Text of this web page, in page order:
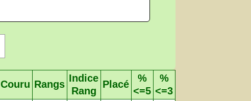
Couru Rangs
Indice
Rang
Placé
%
<=5
%
<=3